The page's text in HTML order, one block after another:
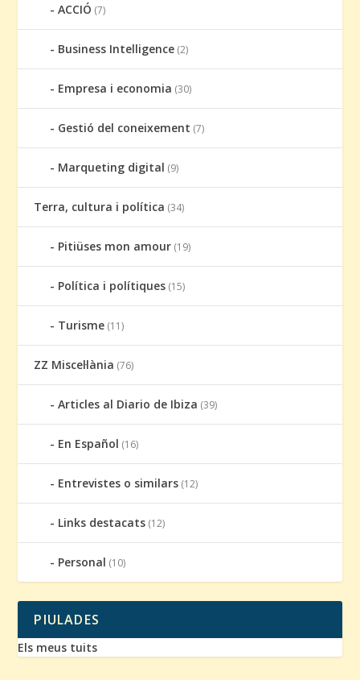
ACCIÓ (7)
Business Intelligence (2)
Empresa i economia (30)
Gestió del coneixement (7)
Marqueting digital (9)
Terra, cultura i política (34)
Pitiüses mon amour (19)
Política i polítiques (15)
Turisme (11)
ZZ Miscel·lània (76)
Articles al Diario de Ibiza (39)
En Español (16)
Entrevistes o similars (12)
Links destacats (12)
Personal (10)
PIULADES
Els meus tuits